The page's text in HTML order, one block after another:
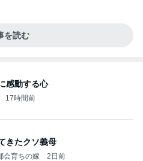
を読む
感動する心
17時間前
きたクソ義母
会育ちの嫁 2日前